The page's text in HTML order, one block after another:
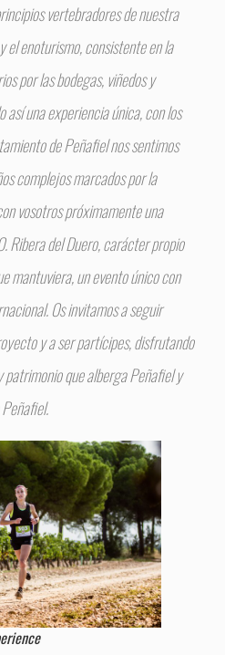
vertebradores de nuestra
enoturismo, consistente en la
por las bodegas, viñedos y
una experiencia única, con los
de Peñafiel nos sentimos
complejos marcados por la
vosotros próximamente una
Ribera del Duero, carácter propio
mantuviera, un evento único con
Os invitamos a seguir
y a ser partícipes, disfrutando
que alberga Peñafiel y